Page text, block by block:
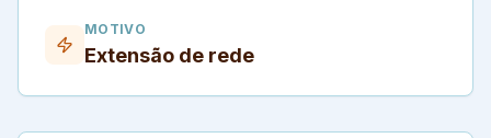
MOTIVO
Extensão de rede